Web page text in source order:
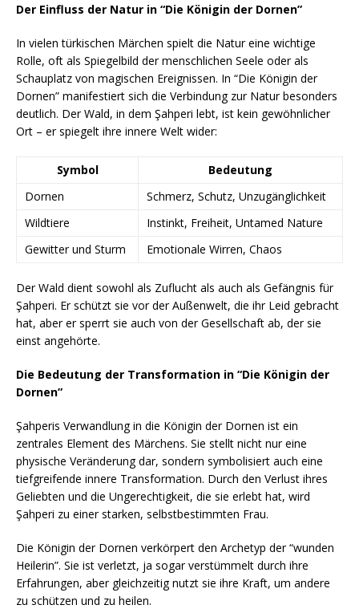
Der Einfluss der Natur in “Die Königin der Dornen”
In vielen türkischen Märchen spielt die Natur eine wichtige
Rolle, oft als Spiegelbild der menschlichen Seele oder als
Schauplatz von magischen Ereignissen. In “Die Königin der
Dornen” manifestiert sich die Verbindung zur Natur besonders
deutlich. Der Wald, in dem Şahperi lebt, ist kein gewöhnlicher
Ort – er spiegelt ihre innere Welt wider:
Symbol
Bedeutung
Dornen
Schmerz, Schutz, Unzugänglichkeit
Wildtiere
Instinkt, Freiheit, Untamed Nature
Gewitter und Sturm
Emotionale Wirren, Chaos
Der Wald dient sowohl als Zuflucht als auch als Gefängnis für
Şahperi. Er schützt sie vor der Außenwelt, die ihr Leid gebracht
hat, aber er sperrt sie auch von der Gesellschaft ab, der sie
einst angehörte.
Die Bedeutung der Transformation in “Die Königin der
Dornen”
Şahperis Verwandlung in die Königin der Dornen ist ein
zentrales Element des Märchens. Sie stellt nicht nur eine
physische Veränderung dar, sondern symbolisiert auch eine
tiefgreifende innere Transformation. Durch den Verlust ihres
Geliebten und die Ungerechtigkeit, die sie erlebt hat, wird
Şahperi zu einer starken, selbstbestimmten Frau.
Die Königin der Dornen verkörpert den Archetyp der “wunden
Heilerin”. Sie ist verletzt, ja sogar verstümmelt durch ihre
Erfahrungen, aber gleichzeitig nutzt sie ihre Kraft, um andere
zu schützen und zu heilen.